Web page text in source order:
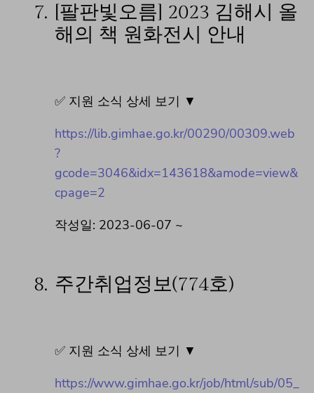
7. [팔판빛오름] 2023 김해시 올
해의 책 원화전시 안내
✅ 지원 소식 상세 보기 ▼
https://lib.gimhae.go.kr/00290/00309.web
?
gcode=3046&idx=143618&amode=view&
cpage=2
작성일: 2023-06-07 ~
8. 주간취업정보(774호)
✅ 지원 소식 상세 보기 ▼
https://www.gimhae.go.kr/job/html/sub/05_